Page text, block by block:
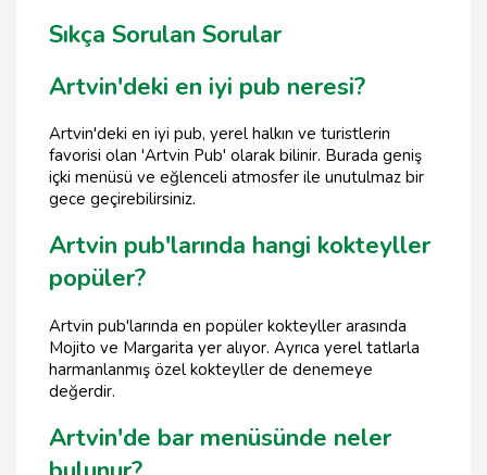
Sıkça Sorulan Sorular
Artvin'deki en iyi pub neresi?
Artvin'deki en iyi pub, yerel halkın ve turistlerin
favorisi olan 'Artvin Pub' olarak bilinir. Burada geniş
içki menüsü ve eğlenceli atmosfer ile unutulmaz bir
gece geçirebilirsiniz.
Artvin pub'larında hangi kokteyller
popüler?
Artvin pub'larında en popüler kokteyller arasında
Mojito ve Margarita yer alıyor. Ayrıca yerel tatlarla
harmanlanmış özel kokteyller de denemeye
değerdir.
Artvin'de bar menüsünde neler